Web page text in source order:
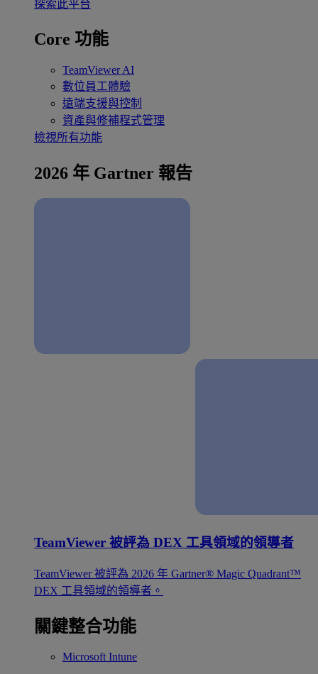
探索此平台
Core 功能
TeamViewer AI
數位員工體驗
遠端支援與控制
資產與修補程式管理
檢視所有功能
2026 年 Gartner 報告
TeamViewer 被評為 DEX 工具領域的領導者
TeamViewer 被評為 2026 年 Gartner® Magic Quadrant™
DEX 工具領域的領導者。
關鍵整合功能
Microsoft Intune